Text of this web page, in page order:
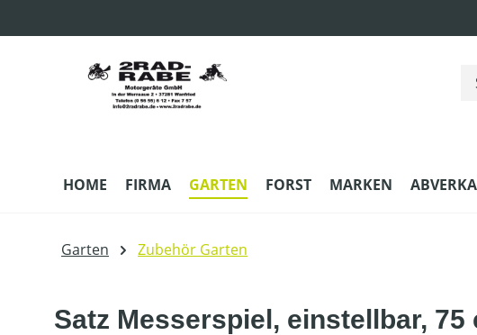
HOME FIRMA GARTEN FORST MARKEN
Garten Zubehör Garten
Satz Messerspiel, einstellbar, 75